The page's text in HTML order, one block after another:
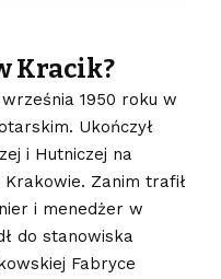
Kracik?
1950 roku w
Ukończył
i Hutniczej na
Zanim trafił
i menedżer w
do stanowiska
Fabryce